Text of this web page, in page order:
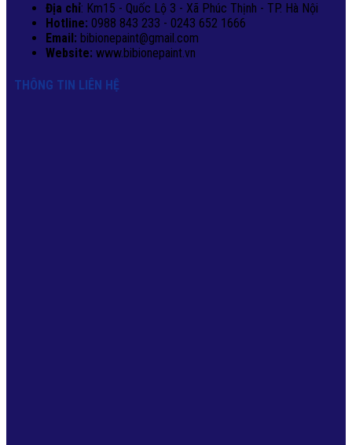
Địa chỉ: Km15 - Quốc Lộ 3 - Xã Phúc Thịnh - TP. Hà Nội
Hotline: 0988 843 233 - 0243 652 1666
Email: bibionepaint@gmail.com
Website: www.bibionepaint.vn
THÔNG TIN LIÊN HỆ